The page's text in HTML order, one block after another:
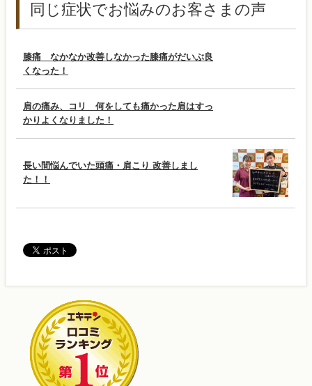
同じ症状でお悩みのお客さまの声
膝痛 なかなか改善しなかった膝痛がだいぶ良
くなった！
肩の痛み、コリ 何をしても痛かった肩はすっ
かりよくなりました！
長い間悩んでいた頭痛・肩こり 改善しまし
た！！